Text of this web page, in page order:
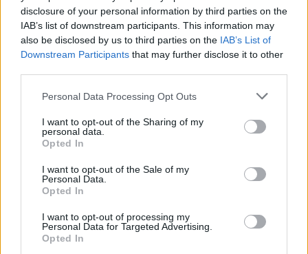
disclosure of your personal information by third parties on the
IAB’s list of downstream participants. This information may
also be disclosed by us to third parties on the IAB’s List of
Downstream Participants that may further disclose it to other
Personal Data Processing Opt Outs
I want to opt-out of the Sharing of my
personal data.
Opted In
I want to opt-out of the Sale of my
Personal Data.
Opted In
I want to opt-out of processing my
Personal Data for Targeted Advertising.
Opted In
Minorenne intossicata dall’alcol, il questore
chiude un locale